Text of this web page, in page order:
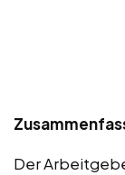
Der